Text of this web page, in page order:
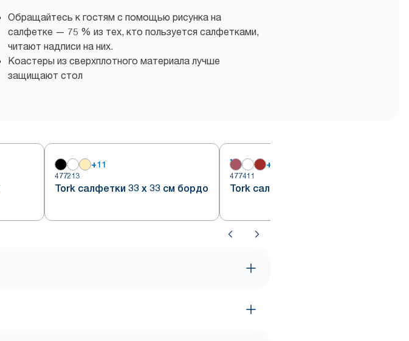
Обращайтесь к гостям с помощью рисунка на
салфетке — 75 % из тех, кто пользуется салфетками,
читают надписи на них.
Коастеры из сверхплотного материала лучше
защищают стол
+11
477213
Tork салфетки 33 х 33 см бордо
+
477411
Tork салфетки 33 бордо